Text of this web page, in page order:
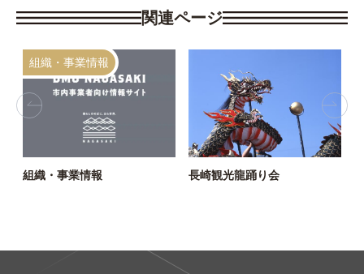
関連ページ
組織・事業情報
組織・事業情報 長崎観光龍踊り会